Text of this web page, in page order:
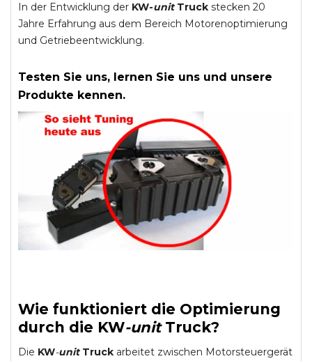
In der Entwicklung der KW-unitTruck stecken 20
Jahre Erfahrung aus dem Bereich Motorenoptimierung
und Getriebeentwicklung.
Testen Sie uns, lernen Sie uns und unsere
Produkte kennen.
Wie funktioniert die Optimierung
durch die KW-unit Truck?
Die KW-unit Truck arbeitet zwischen Motorsteuergerät